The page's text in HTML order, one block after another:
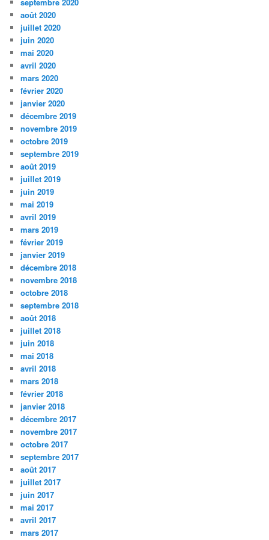
août 2020
juillet 2020
juin 2020
mai 2020
avril 2020
mars 2020
février 2020
janvier 2020
décembre 2019
novembre 2019
octobre 2019
septembre 2019
août 2019
juillet 2019
juin 2019
mai 2019
avril 2019
mars 2019
février 2019
janvier 2019
décembre 2018
novembre 2018
octobre 2018
septembre 2018
août 2018
juillet 2018
juin 2018
mai 2018
avril 2018
mars 2018
février 2018
janvier 2018
décembre 2017
novembre 2017
octobre 2017
septembre 2017
août 2017
juillet 2017
juin 2017
mai 2017
avril 2017
mars 2017